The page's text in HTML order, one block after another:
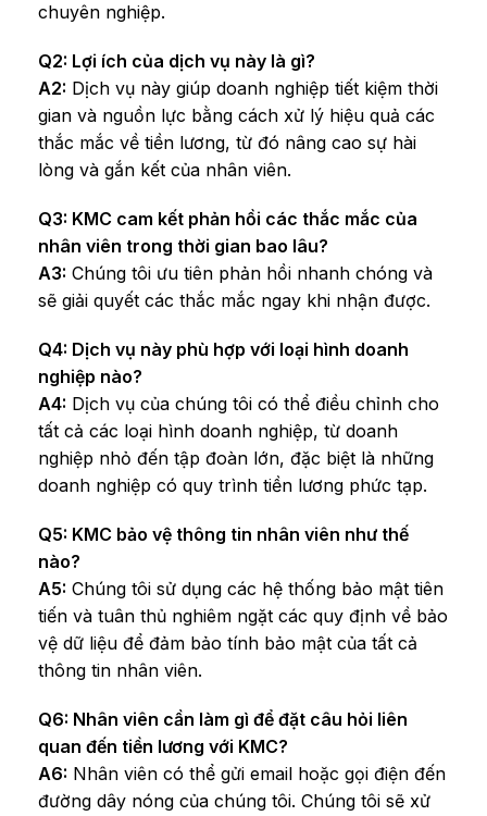
chuyên nghiệp.
Q2: Lợi ích của dịch vụ này là gì?
A2: Dịch vụ này giúp doanh nghiệp tiết kiệm thời
gian và nguồn lực bằng cách xử lý hiệu quả các
thắc mắc về tiền lương, từ đó nâng cao sự hài
lòng và gắn kết của nhân viên.
Q3: KMC cam kết phản hồi các thắc mắc của
nhân viên trong thời gian bao lâu?
A3: Chúng tôi ưu tiên phản hồi nhanh chóng và
sẽ giải quyết các thắc mắc ngay khi nhận được.
Q4: Dịch vụ này phù hợp với loại hình doanh
nghiệp nào?
A4: Dịch vụ của chúng tôi có thể điều chỉnh cho
tất cả các loại hình doanh nghiệp, từ doanh
nghiệp nhỏ đến tập đoàn lớn, đặc biệt là những
doanh nghiệp có quy trình tiền lương phức tạp.
Q5: KMC bảo vệ thông tin nhân viên như thế
nào?
A5: Chúng tôi sử dụng các hệ thống bảo mật tiên
tiến và tuân thủ nghiêm ngặt các quy định về bảo
vệ dữ liệu để đảm bảo tính bảo mật của tất cả
thông tin nhân viên.
Q6: Nhân viên cần làm gì để đặt câu hỏi liên
quan đến tiền lương với KMC?
A6: Nhân viên có thể gửi email hoặc gọi điện đến
đường dây nóng của chúng tôi. Chúng tôi sẽ xử